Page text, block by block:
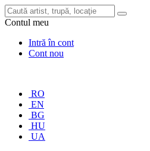
Contul meu
Intră în cont
Cont nou
RO
EN
BG
HU
UA